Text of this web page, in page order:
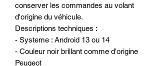
conserver les commandes au volant
d'origine du véhicule.
Descriptions techniques :
- Systeme : Android 13 ou 14
- Couleur noir brillant comme d'origine
Peugeot